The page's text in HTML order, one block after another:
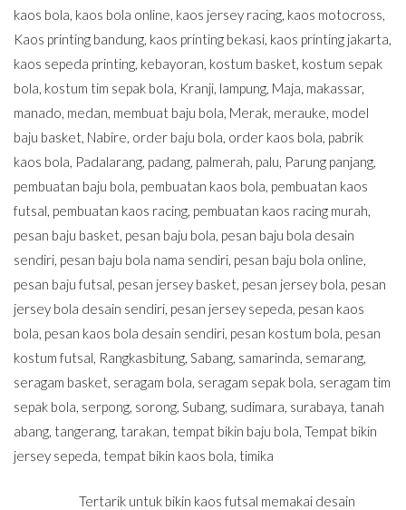
kaos bola, kaos bola online, kaos jersey racing, kaos motocross,
Kaos printing bandung, kaos printing bekasi, kaos printing jakarta,
kaos sepeda printing, kebayoran, kostum basket, kostum sepak
bola, kostum tim sepak bola, Kranji, lampung, Maja, makassar,
manado, medan, membuat baju bola, Merak, merauke, model
baju basket, Nabire, order baju bola, order kaos bola, pabrik
kaos bola, Padalarang, padang, palmerah, palu, Parung panjang,
pembuatan baju bola, pembuatan kaos bola, pembuatan kaos
futsal, pembuatan kaos racing, pembuatan kaos racing murah,
pesan baju basket, pesan baju bola, pesan baju bola desain
sendiri, pesan baju bola nama sendiri, pesan baju bola online,
pesan baju futsal, pesan jersey basket, pesan jersey bola, pesan
jersey bola desain sendiri, pesan jersey sepeda, pesan kaos
bola, pesan kaos bola desain sendiri, pesan kostum bola, pesan
kostum futsal, Rangkasbitung, Sabang, samarinda, semarang,
seragam basket, seragam bola, seragam sepak bola, seragam tim
sepak bola, serpong, sorong, Subang, sudimara, surabaya, tanah
abang, tangerang, tarakan, tempat bikin baju bola, Tempat bikin
jersey sepeda, tempat bikin kaos bola, timika
Tertarik untuk bikin kaos futsal memakai desain